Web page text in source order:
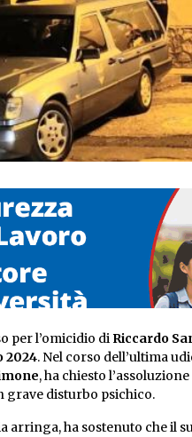
per l’omicidio di Riccardo
2024. Nel corso dell’ultima
, ha chiesto
grave disturbo psichico.
arringa, ha sostenuto che il